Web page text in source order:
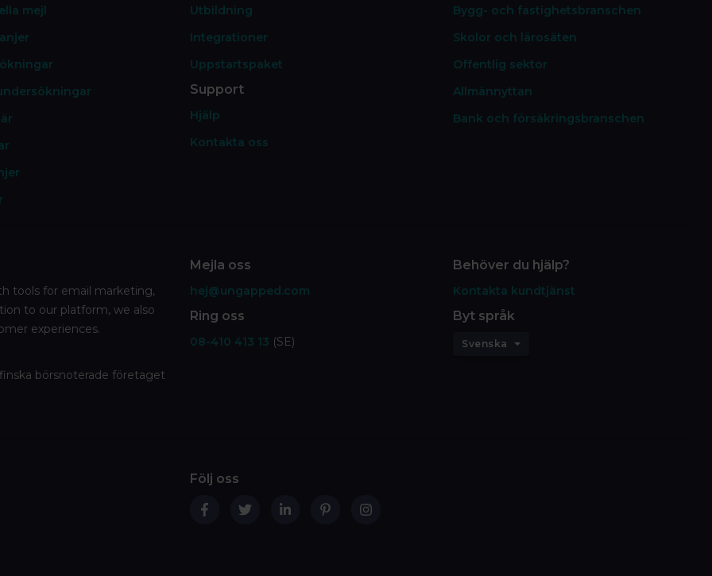
mejl
Utbildning
Integrationer
Uppstartspaket
Support
Hjälp
Kontakta oss
Bygg- och fastighetsbranschen
Skolor och lärosäten
Offentlig sektor
Allmännyttan
Bank och försäkringsbranschen
tools for email marketing,
to our platform, we also
experiences.
börsnoterade företaget
Mejla oss
hej@ungapped.com
Ring oss
08-410 413 13 (SE)
Behöver du hjälp?
Kontakta kundtjänst
Byt språk
Svenska
Följ oss